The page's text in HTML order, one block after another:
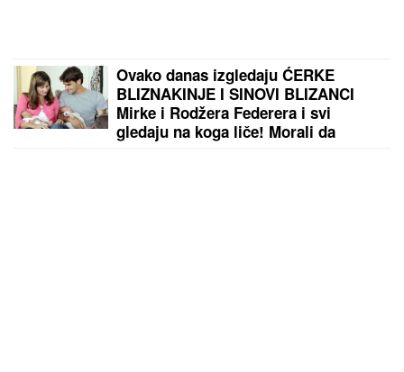
Ovako danas izgledaju ĆERKE
BLIZNAKINJE I SINOVI BLIZANCI
Mirke i Rodžera Federera i svi
gledaju na koga liče! Morali da